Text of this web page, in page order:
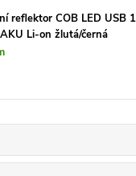
reflektor COB LED USB
Li-on žlutá/černá